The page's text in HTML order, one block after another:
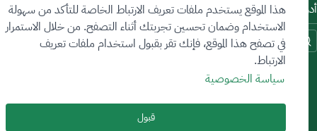
الاتاحة والوصول
هذا الموقع يستخدم ملفات تعريف الارتباط الخاصة للتأكد من سهولة
الاستخدام وضمان تحسين تجربتك أثناء التصفح. من خلال الاستمرار
في تصفح هذا الموقع، فإنك تقر بقبول استخدام ملفات تعريف
الارتباط.
سياسة الخصوصية
قبول